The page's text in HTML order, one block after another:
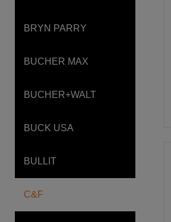
BRYN PARRY
BUCHER MAX
BUCHER+WALT
BUCK USA
BULLIT
C&F